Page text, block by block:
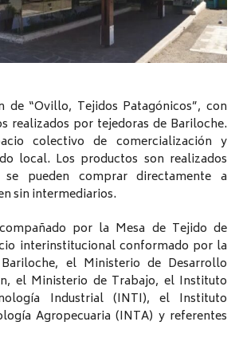
de “Ovillo, Tejidos Patagónicos”, con
realizados por tejedoras de Bariloche.
colectivo de comercialización y
local. Los productos son realizados
se pueden comprar directamente a
sin intermediarios.
por la Mesa de Tejido de
interinstitucional conformado por la
el Ministerio de Desarrollo
el Ministerio de Trabajo, el Instituto
Industrial (INTI), el Instituto
Agropecuaria (INTA) y referentes